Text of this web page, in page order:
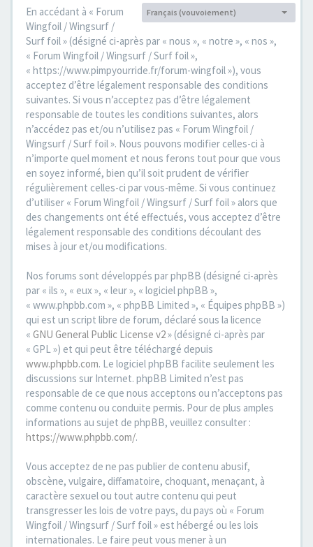
Langue :
Français (vouvoiement)
En accédant à « Forum
Wingfoil / Wingsurf /
Surf foil » (désigné ci-après par « nous », « notre », « nos »,
« Forum Wingfoil / Wingsurf / Surf foil »,
« https://www.pimpyourride.fr/forum-wingfoil »), vous
acceptez d’être légalement responsable des conditions
suivantes. Si vous n’acceptez pas d’être légalement
responsable de toutes les conditions suivantes, alors
n’accédez pas et/ou n’utilisez pas « Forum Wingfoil /
Wingsurf / Surf foil ». Nous pouvons modifier celles-ci à
n’importe quel moment et nous ferons tout pour que vous
en soyez informé, bien qu’il soit prudent de vérifier
régulièrement celles-ci par vous-même. Si vous continuez
d’utiliser « Forum Wingfoil / Wingsurf / Surf foil » alors que
des changements ont été effectués, vous acceptez d’être
légalement responsable des conditions découlant des
mises à jour et/ou modifications.
Nos forums sont développés par phpBB (désigné ci-après
par « ils », « eux », « leur », « logiciel phpBB »,
« www.phpbb.com », « phpBB Limited », « Équipes phpBB »)
qui est un script libre de forum, déclaré sous la licence
« GNU General Public License v2» (désigné ci-après par
« GPL ») et qui peut être téléchargé depuis
www.phpbb.com. Le logiciel phpBB facilite seulement les
discussions sur Internet. phpBB Limited n’est pas
responsable de ce que nous acceptons ou n’acceptons pas
comme contenu ou conduite permis. Pour de plus amples
informations au sujet de phpBB, veuillez consulter :
https://www.phpbb.com/.
Vous acceptez de ne pas publier de contenu abusif,
obscène, vulgaire, diffamatoire, choquant, menaçant, à
caractère sexuel ou tout autre contenu qui peut
transgresser les lois de votre pays, du pays où « Forum
Wingfoil / Wingsurf / Surf foil » est hébergé ou les lois
internationales. Le faire peut vous mener à un